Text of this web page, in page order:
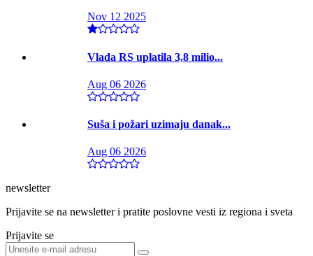
Nov 12 2025
Vlada RS uplatila 3,8 milio...
Aug 06 2026
Suša i požari uzimaju danak...
Aug 06 2026
newsletter
Prijavite se na newsletter i pratite poslovne vesti iz regiona i sveta
Prijavite se